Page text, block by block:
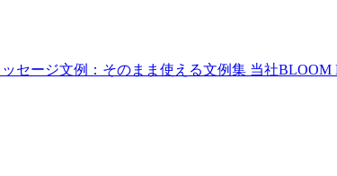
セージ文例：そのまま使える文例集 当社